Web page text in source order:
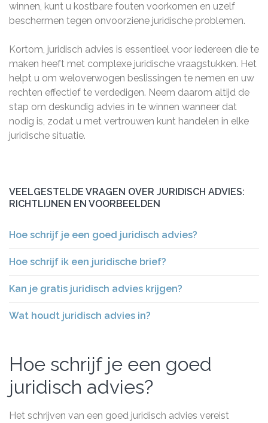
winnen, kunt u kostbare fouten voorkomen en uzelf
beschermen tegen onvoorziene juridische problemen.
Kortom, juridisch advies is essentieel voor iedereen die te
maken heeft met complexe juridische vraagstukken. Het
helpt u om weloverwogen beslissingen te nemen en uw
rechten effectief te verdedigen. Neem daarom altijd de
stap om deskundig advies in te winnen wanneer dat
nodig is, zodat u met vertrouwen kunt handelen in elke
juridische situatie.
VEELGESTELDE VRAGEN OVER JURIDISCH ADVIES:
RICHTLIJNEN EN VOORBEELDEN
Hoe schrijf je een goed juridisch advies?
Hoe schrijf ik een juridische brief?
Kan je gratis juridisch advies krijgen?
Wat houdt juridisch advies in?
Hoe schrijf je een goed
juridisch advies?
Het schrijven van een goed juridisch advies vereist